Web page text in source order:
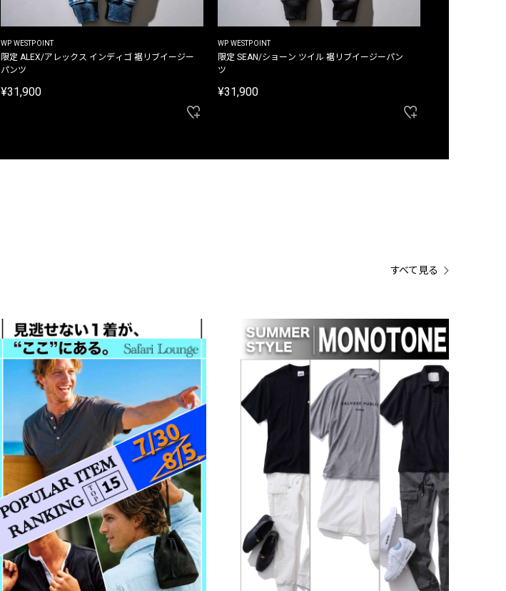
WP WESTPOINT
限定 ALEX/アレックス インディゴ 裾リブイージー
パンツ
¥31,900
WP WESTPOINT
限定 SEAN/ショーン ツイル 裾リブイージーパン
ツ
¥31,900
すべて見る